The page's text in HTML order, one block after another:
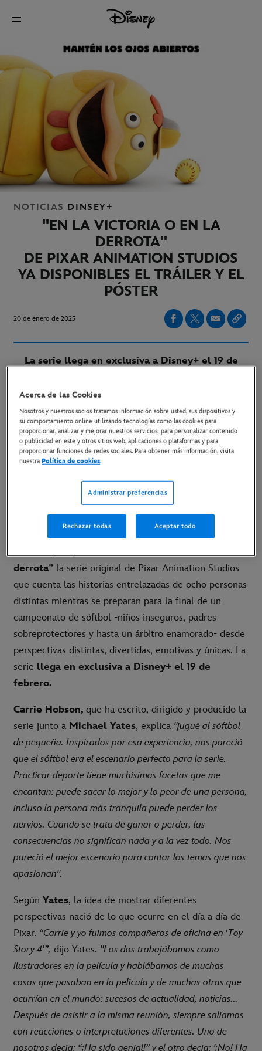
NOTICIAS DINSEY+
"EN LA VICTORIA O EN LA
DERROTA"
DE PIXAR ANIMATION STUDIOS
YA DISPONIBLES EL TRÁILER Y EL
PÓSTER
20 de enero de 2025
La serie llega en exclusiva a Disney+ el 19 de
LINK AL TRÁILER
LINK AL PÓSTER
LINK AL MATERIAL DISPONIBLE
Madrid, 20 de enero de 2025.-Ya están disponibles
derrota” la serie original de Pixar Animation Studios
que cuenta las historias entrelazadas de ocho personas
distintas mientras se preparan para la final de un
campeonato de sóftbol -niños inseguros, padres
sobreprotectores y hasta un árbitro enamorado- desde
perspectivas distintas, divertidas, emotivas y únicas. La
serie llega en exclusiva a Disney+ el 19 de
febrero.
Carrie Hobson, que ha escrito, dirigido y producido la
serie junto a Michael Yates, explica "jugué al sóftbol
de pequeña. Inspirados por esa experiencia, nos pareció
que el sóftbol era el escenario perfecto para la serie.
Practicar deporte tiene muchísimas facetas que me
encantan: puede sacar lo mejor y lo peor de una persona,
incluso la persona más tranquila puede perder los
nervios. Cuando se trata de ganar o perder, las
consecuencias no significan nada y a la vez todo. Nos
pareció el mejor escenario para contar los temas que nos
apasionan".
Según Yates, la idea de mostrar diferentes
perspectivas nació de lo que ocurre en el día a día de
Pixar. “Carrie y yo fuimos compañeros de oficina en ‘Toy
Story 4’”, dijo Yates. "Los dos trabajábamos como
ilustradores en la película y hablábamos de muchas
cosas que pasaban en la película y de muchas otras que
ocurrían en el mundo: sucesos de actualidad, noticias...
Después de asistir a la misma reunión, siempre salíamos
con reacciones o interpretaciones diferentes. Uno de
nosotros decía: “¡Ha sido genial!” y el otro decía: '¡No! Ha
Acerca de las Cookies
Nosotros y nuestros socios tratamos información sobre usted, sus dispositivos y
su comportamiento online utilizando tecnologías como las cookies para
proporcionar, analizar y mejorar nuestros servicios; para personalizar contenido
o publicidad en este y otros sitios web, aplicaciones o plataformas y para
proporcionar funciones de redes sociales. Para obtener más información, visita
nuestra Política de cookies.
Administrar preferencias
Rechazar todas Aceptar todo